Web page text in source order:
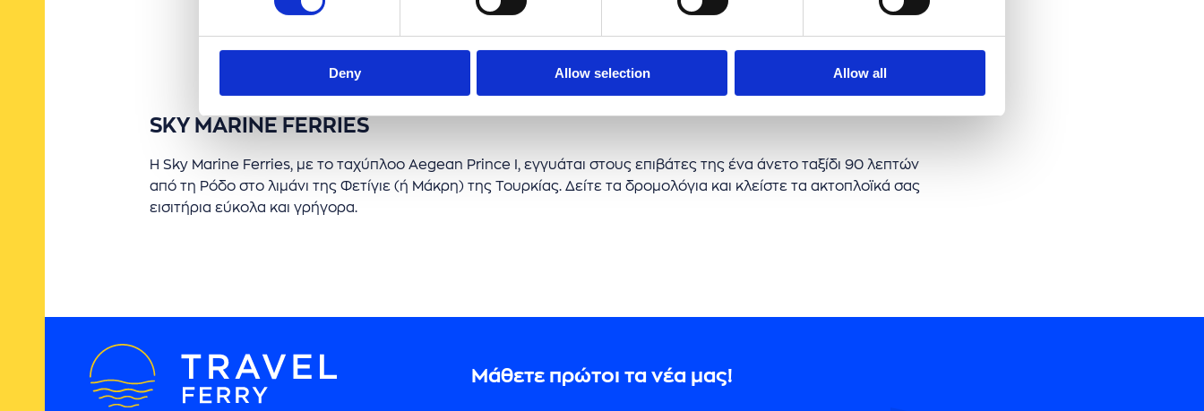
Deny Allow selection Allow all
Συνεργάτες
SKY MARINE FERRIES
Η Sky Marine Ferries, με το ταχύπλοο Aegean Prince I, εγγυάται στους επιβάτες της ένα άνετο ταξίδι 90 λεπτών
από τη Ρόδο στο λιμάνι της Φετίγιε (ή Μάκρη) της Τουρκίας. Δείτε τα δρομολόγια και κλείστε τα ακτοπλοϊκά σας
εισιτήρια εύκολα και γρήγορα.
Μάθετε πρώτοι τα νέα μας!